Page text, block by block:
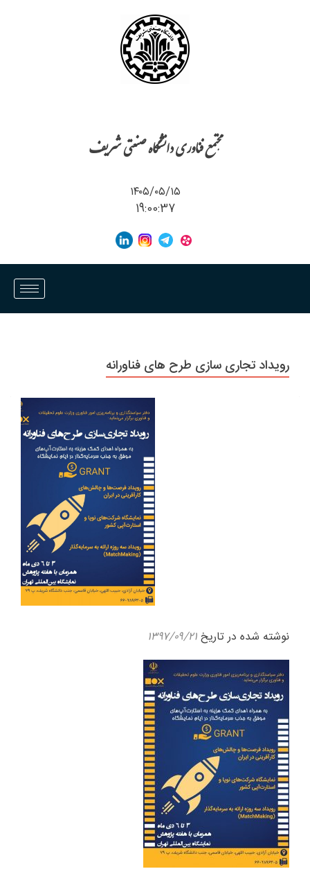
مجتمع فناوری دانشگاه صنعتی شریف
۱۴۰۵/۰۵/۱۵
19:00:37
رویداد تجاری سازی طرح های فناورانه
نوشته شده در تاریخ۱۳۹۷/۰۹/۲۱